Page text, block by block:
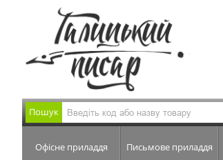
Пошук
Офісне приладдя Письмове приладдя